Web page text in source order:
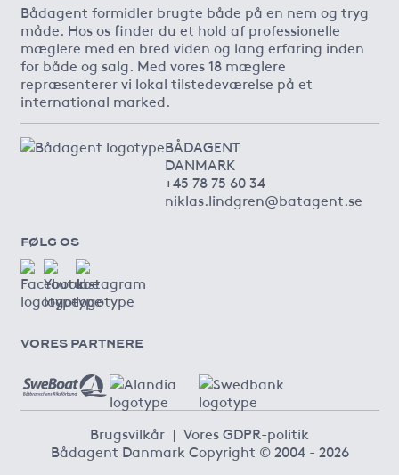
Bådagent formidler brugte både på en nem og tryg
måde. Hos os finder du et hold af professionelle
mæglere med en bred viden og lang erfaring inden
for både og salg. Med vores 18 mæglere
repræsenterer vi lokal tilstedeværelse på et
international marked.
BÅDAGENT
DANMARK
+45 78 75 60 34
niklas.lindgren@batagent.se
FØLG OS
VORES PARTNERE
Brugsvilkår | Vores GDPR-politik
Bådagent Danmark Copyright © 2004 - 2026